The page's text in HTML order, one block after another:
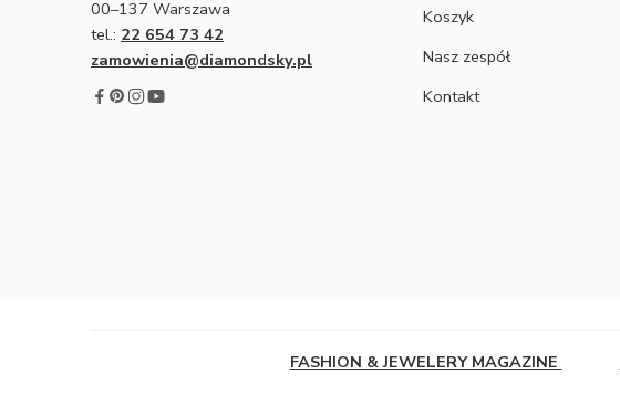
00–137 Warszawa
tel.: 22 654 73 42
zamowienia@diamondsky.pl
Koszyk
Nasz zespół
Kontakt
FASHION & JEWELERY MAGAZINE